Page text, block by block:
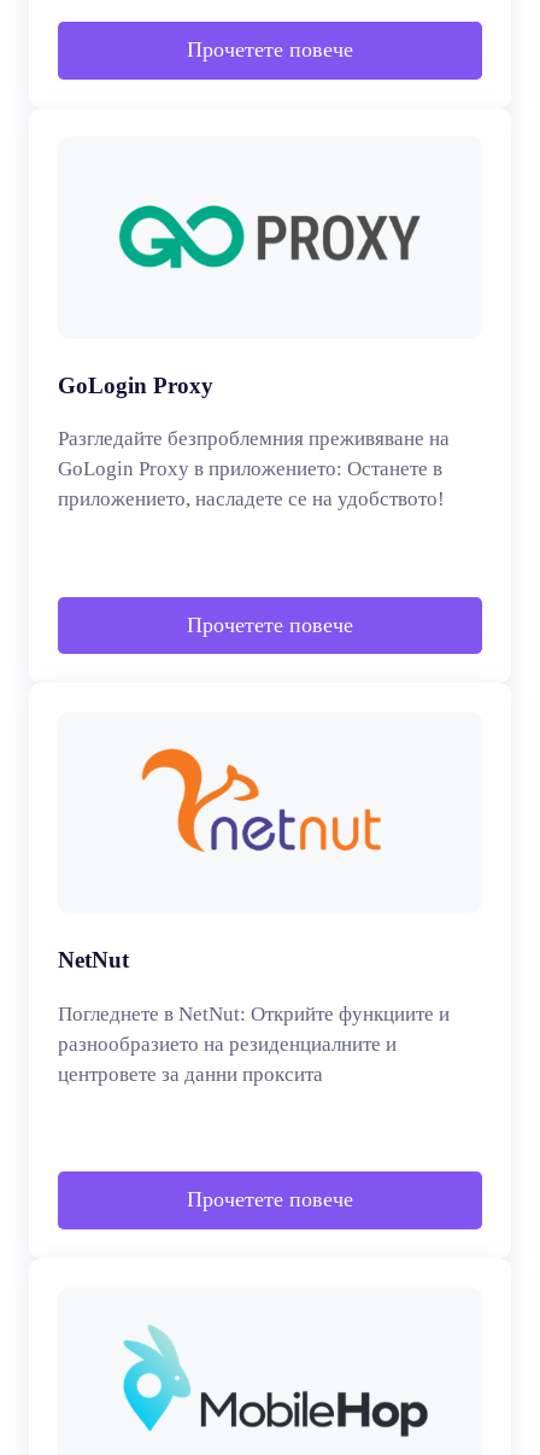
Прочетете повече
GoLogin Proxy
Разгледайте безпроблемния преживяване на
GoLogin Proxy в приложението: Останете в
приложението, насладете се на удобството!
Прочетете повече
NetNut
Погледнете в NetNut: Открийте функциите и
разнообразието на резиденциалните и
центровете за данни проксита
Прочетете повече